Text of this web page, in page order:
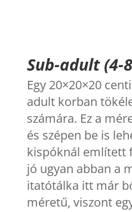
Sub-adult (4-
Egy 20×20×20
adult korban
számára. Ez a
és szépen be is
kispóknál említett
jó ugyan abban a
itatótálka itt már
méretű, viszont